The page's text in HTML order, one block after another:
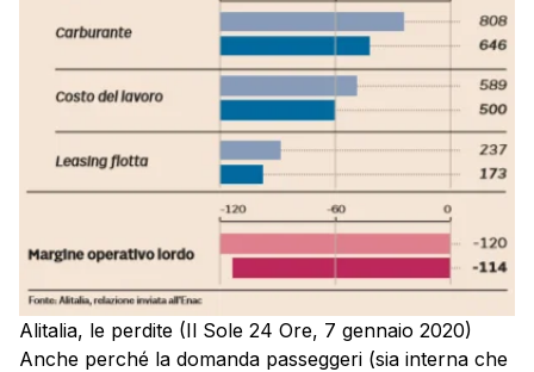
Alitalia, le perdite (Il Sole 24 Ore, 7 gennaio 2020)
Anche perché la domanda passeggeri (sia interna che